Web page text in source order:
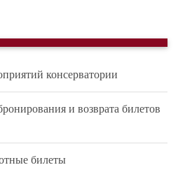
консерватории
и возврата билетов
билеты